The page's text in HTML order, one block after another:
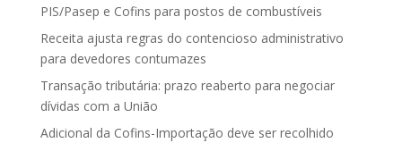
PIS/Pasep e Cofins para postos de combustíveis
Receita ajusta regras do contencioso administrativo
para devedores contumazes
Transação tributária: prazo reaberto para negociar
dívidas com a União
Adicional da Cofins-Importação deve ser recolhido